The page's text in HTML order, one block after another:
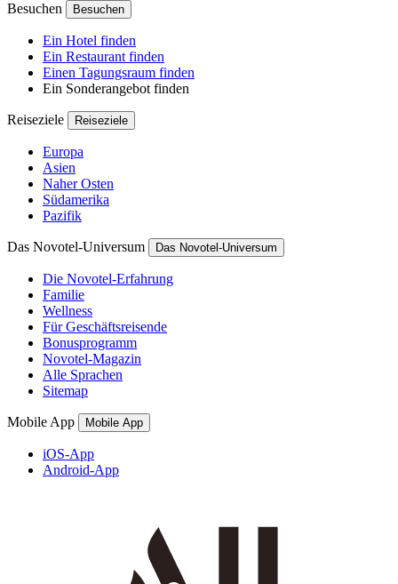
Besuchen Besuchen
Ein Hotel finden
Ein Restaurant finden
Einen Tagungsraum finden
Ein Sonderangebot finden
Reiseziele Reiseziele
Europa
Asien
Naher Osten
Südamerika
Pazifik
Das Novotel-Universum Das Novotel-Universum
Die Novotel-Erfahrung
Familie
Wellness
Für Geschäftsreisende
Bonusprogramm
Novotel-Magazin
Alle Sprachen
Sitemap
Mobile App Mobile App
iOS-App
Android-App